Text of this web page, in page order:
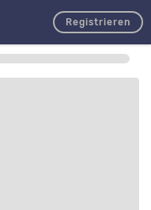
Registrieren